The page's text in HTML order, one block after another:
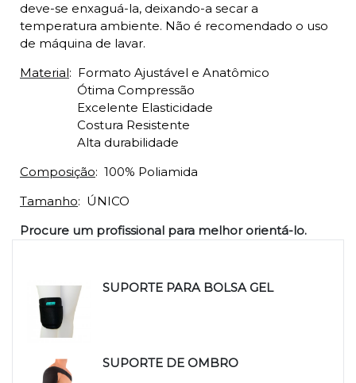
deve-se enxaguá-la, deixando-a secar a
temperatura ambiente. Não é recomendado o uso
de máquina de lavar.
Material: Formato Ajustável e Anatômico
Ótima Compressão
Excelente Elasticidade
Costura Resistente
Alta durabilidade
Composição: 100% Poliamida
Tamanho: ÚNICO
Procure um profissional para melhor orientá-lo.
SUPORTE PARA BOLSA GEL
SUPORTE DE OMBRO